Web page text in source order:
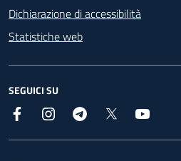
Dichiarazione di accessibilità
Statistiche web
SEGUICI SU
Facebook InstagramTelegram